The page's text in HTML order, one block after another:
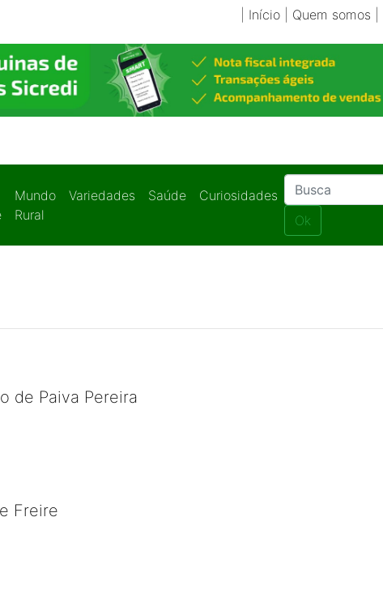
Início| Quem somos
Mundo
Rural
Variedades Saúde
Curiosidades
Ok
de Paiva Pereira
Freire